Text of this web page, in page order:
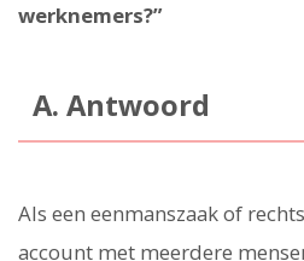
werknemers?”
A. Antwoord
Als een eenmanszaak of
account met meerdere